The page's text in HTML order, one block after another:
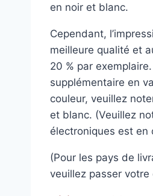
en noir et blanc.
Cependant,
meilleure qualité et
20 % par
supplémentaire en
couleur, veuillez
et blanc. (Veuillez
électroniques est en
(Pour les pays de
veuillez passer